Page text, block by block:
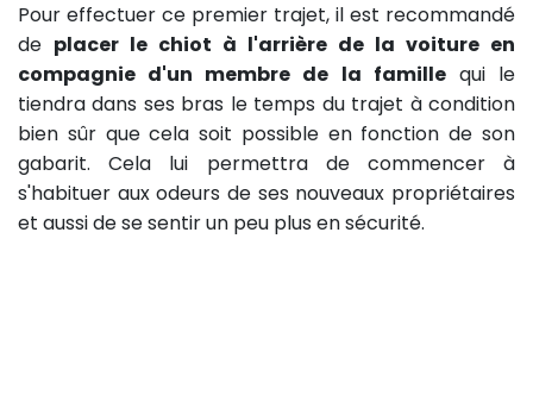
Pour effectuer ce premier trajet, il est recommandé
de placer le chiot à l'arrière de la voiture en
compagnie d'un membre de la famillequi le
tiendra dans ses bras le temps du trajet à condition
bien sûr que cela soit possible en fonction de son
gabarit. Cela lui permettra de commencer à
s'habituer aux odeurs de ses nouveaux propriétaires
et aussi de se sentir un peu plus en sécurité.